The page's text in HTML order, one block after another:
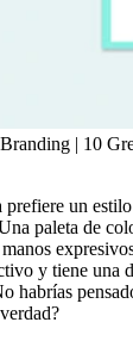
| 10
un
paleta de
y tiene una
habrías